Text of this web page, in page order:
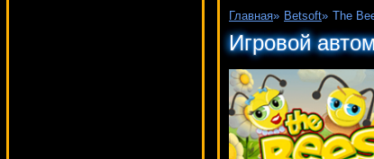
Главная» Betsoft» The
Игровой